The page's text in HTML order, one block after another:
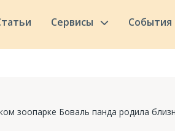
Сервисы События
зоопарке Боваль панда родила